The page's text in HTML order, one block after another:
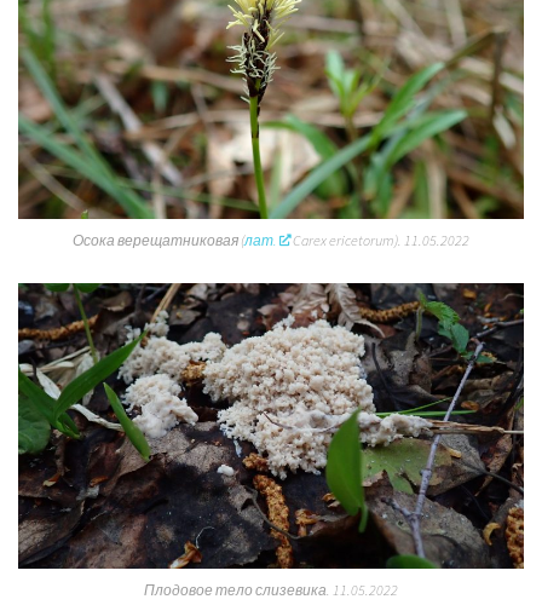
Осока верещатниковая (лат. Carex ericetorum). 11.05.2022
Плодовое тело слизевика. 11.05.2022